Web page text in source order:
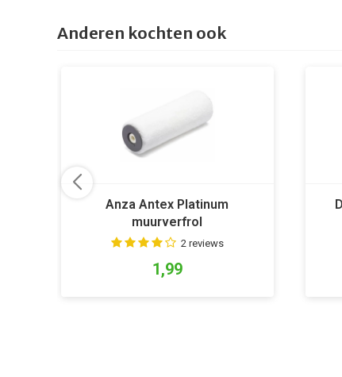
Anderen kochten ook
Anza Antex Platinum
muurverfrol
2 reviews
1,99